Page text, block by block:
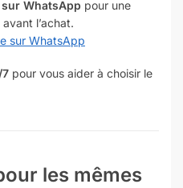
WhatsApp pour une
l’achat.
sur WhatsApp
pour vous aider à choisir le
les mêmes